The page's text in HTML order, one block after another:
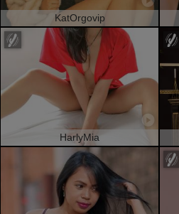
KatOrgovip
HarlyMia